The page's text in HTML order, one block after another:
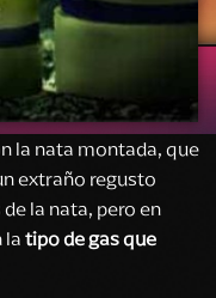
la nata montada, que
extraño regusto
la nata, pero en
latipo de gas que